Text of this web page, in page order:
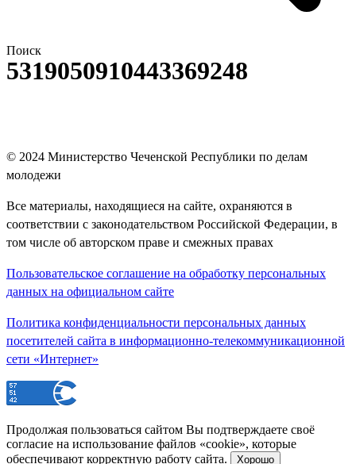
Поиск
5319050910443369248
© 2024 Министерство Чеченской Республики по делам
молодежи
Все материалы, находящиеся на сайте, охраняются в
соответствии с законодательством Российской Федерации, в
том числе об авторском праве и смежных правах
Пользовательское соглашение на обработку персональных
данных на официальном сайте
Политика конфиденциальности персональных данных
посетителей сайта в информационно-телекоммуникационной
сети «Интернет»
Продолжая пользоваться сайтом Вы подтверждаете своё
согласие на использование файлов «cookie», которые
обеспечивают корректную работу сайта.
Хорошо